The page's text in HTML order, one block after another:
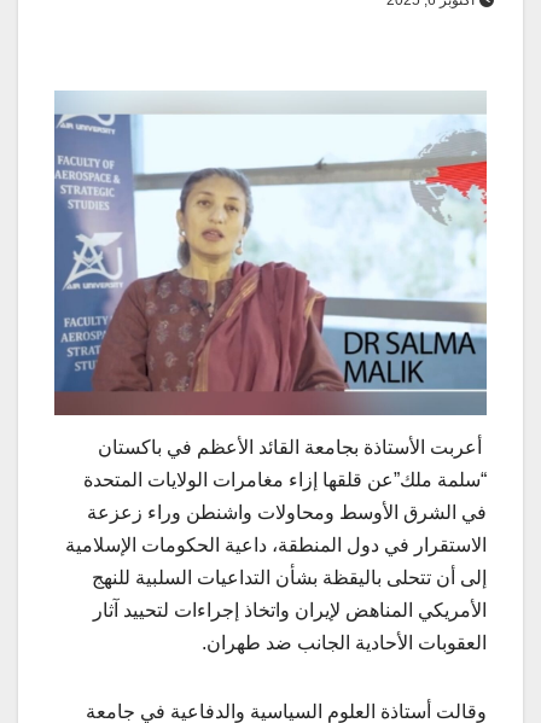
أعربت الأستاذة بجامعة القائد الأعظم في باكستان
“سلمة ملك”عن قلقها إزاء مغامرات الولايات المتحدة
في الشرق الأوسط ومحاولات واشنطن وراء زعزعة
الاستقرار في دول المنطقة، داعية الحكومات الإسلامية
إلى أن تتحلى باليقظة بشأن التداعیات السلبية للنهج
الأمريكي المناهض لإيران واتخاذ إجراءات لتحييد آثار
العقوبات الأحادية الجانب ضد طهران.
وقالت أستاذة العلوم السياسية والدفاعية في جامعة